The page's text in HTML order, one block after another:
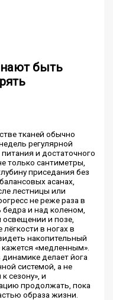
быть
тканей обычно
регулярной
и достаточного
только сантиметры,
приседания без
асанах,
лестницы или
не реже раза в
и над коленом,
и позе,
в ногах в
накопительный
«медленным».
делает йога
системой, а не
сезону», и
продолжать, пока
образа жизни.